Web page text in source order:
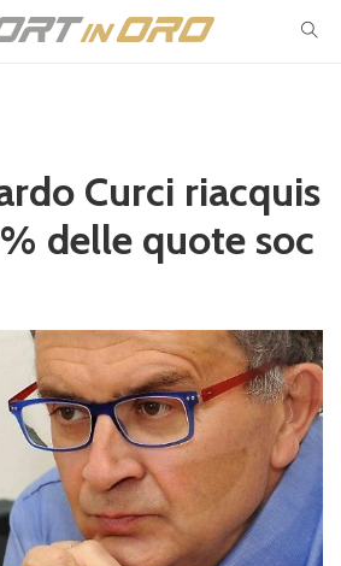
Curci riacquis
delle quote soc